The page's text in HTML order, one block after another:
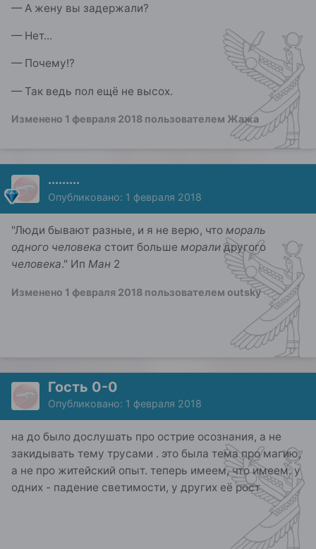
— А жену вы задержали?
— Нет...
— Почему!?
— Так ведь пол ещё не высох.
Изменено 1 февраля 2018 пользователем Жажа
.........
Опубликовано: 1 февраля 2018
"Люди бывают разные, и я не верю, что мораль
одного человека стоит больше моралидругого
человека." Ип Ман 2
Изменено 1 февраля 2018 пользователем outsky
Гость 0-0
Опубликовано: 1 февраля 2018
на до было дослушать про острие осознания, а не
закидывать тему трусами . это была тема про магию,
а не про житейский опыт. теперь имеем, что имеем. у
одних - падение светимости, у других её рост